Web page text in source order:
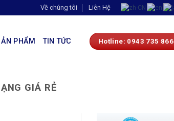
Về chúng tôi Liên Hệ
PHẨM TIN TỨC Hotline: 0943 735 866
GIÁ RẺ